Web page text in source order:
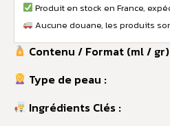
Produit en stock en France,
Aucune douane, les produits
Contenu / Format (ml /
Type de peau :
Ingrédients Clés :